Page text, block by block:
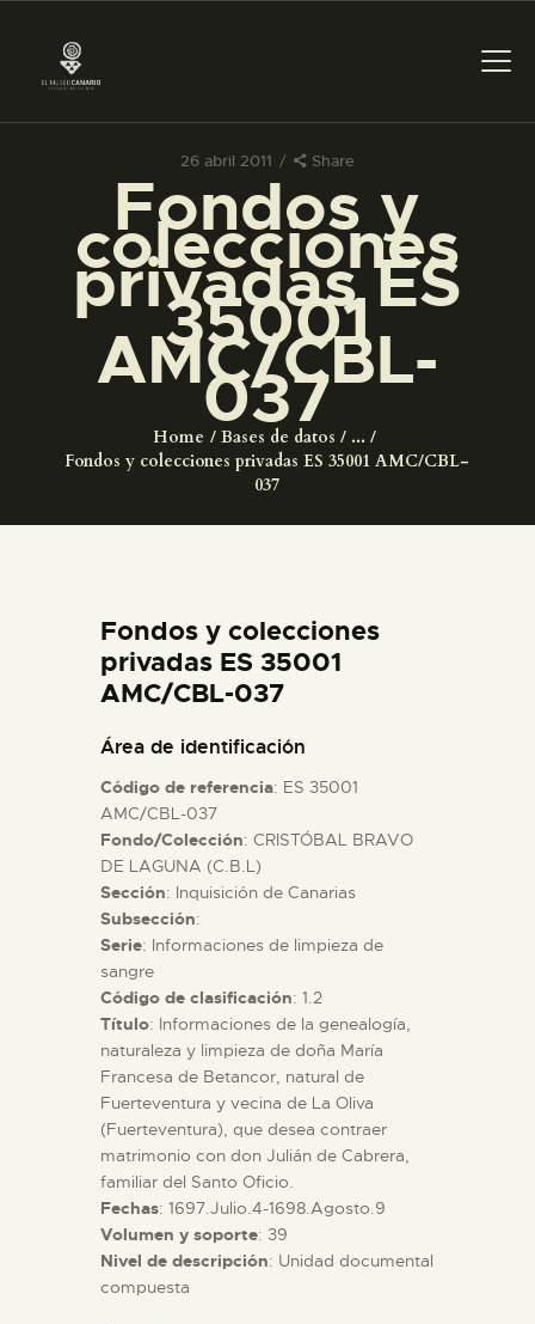
26 abril 2011 Share
Fondos y
colecciones
privadas ES
35001
AMC/CBL-
037
Home Bases de datos
...
Fondos y colecciones privadas ES 35001 AMC/CBL-
037
PREPARAR LA VISITA
ACTIVIDADES
█
EL MUSEO
COLECCIONES
ESPAÑOL
PREPARAR LA VISITA
█
EL MUSEO
COLECCIONES
DIDÁCTICA
ESPAÑOL
Fondos y colecciones
privadas ES 35001
AMC/CBL-037
Área de identificación
Código de referencia: ES 35001
AMC/CBL-037
Fondo/Colección: CRISTÓBAL BRAVO
DE LAGUNA (C.B.L)
Sección: Inquisición de Canarias
Subsección:
Serie: Informaciones de limpieza de
sangre
Código de clasificación: 1.2
Título: Informaciones de la genealogía,
naturaleza y limpieza de doña María
Francesa de Betancor, natural de
Fuerteventura y vecina de La Oliva
(Fuerteventura), que desea contraer
matrimonio con don Julián de Cabrera,
familiar del Santo Oficio.
Fechas: 1697.Julio.4-1698.Agosto.9
Volumen y soporte: 39
Nivel de descripción: Unidad documental
compuesta